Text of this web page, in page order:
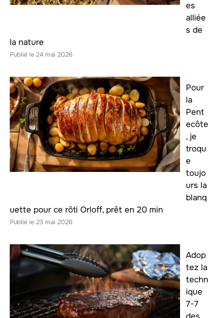
es
alliée
s de
la nature
24 mai 2026
Pour
la
Pent
ecôte
, je
troqu
e
toujo
urs la
blanq
uette pour ce rôti Orloff, prêt en 20 min
23 mai 2026
Adop
tez la
techn
ique
7-7